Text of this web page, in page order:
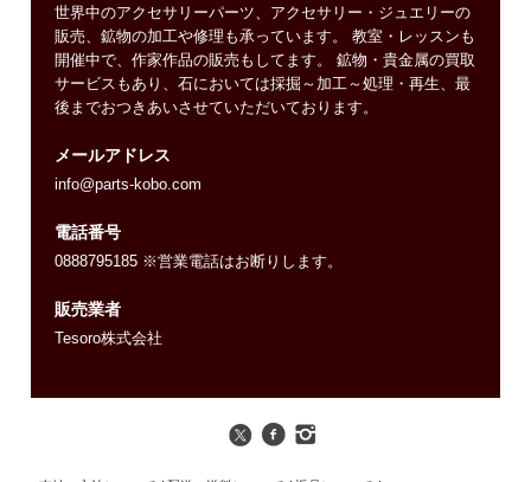
世界中のアクセサリーパーツ、アクセサリー・ジュエリーの
販売、鉱物の加工や修理も承っています。 教室・レッスンも
開催中で、作家作品の販売もしてます。 鉱物・貴金属の買取
サービスもあり、石においては採掘～加工～処理・再生、最
後までおつきあいさせていただいております。
メールアドレス
info@parts-kobo.com
電話番号
0888795185 ※営業電話はお断りします。
販売業者
Tesoro株式会社